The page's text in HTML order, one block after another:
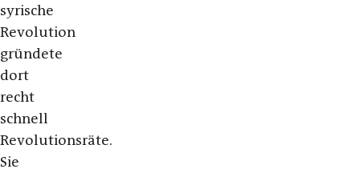
syrische
Revolution
gründete
dort
recht
schnell
Revolutionsräte.
Sie